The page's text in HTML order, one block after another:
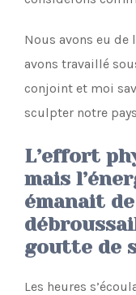
Nous avons eu de
avons travaillé
conjoint et moi
sculpter notre
L’effort
mais
émanait
goutte de
Les heures